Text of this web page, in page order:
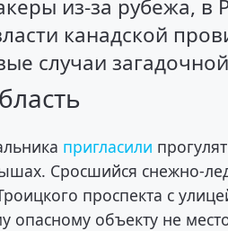
из-за рубежа, в
канадской
случаи
пригласили
Сросшийся снежно-
проспекта с
опасному объекту не